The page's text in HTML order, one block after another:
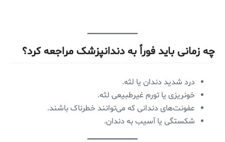
چه زمانی باید فوراً به دندانپزشک مراجعه کرد؟
درد شدید دندان یا لثه.
خونریزی یا تورم غیرطبیعی لثه.
عفونت‌های دندانی که می‌توانند خطرناک باشند.
شکستگی یا آسیب به دندان.